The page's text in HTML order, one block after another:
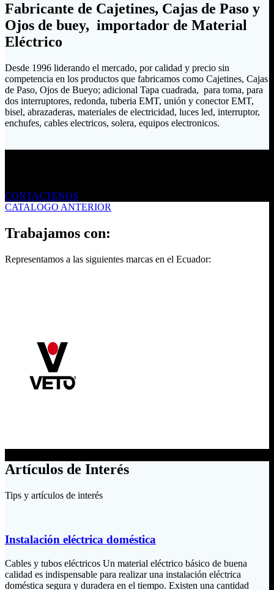
Fabricante de Cajetines, Cajas de Paso y
Ojos de buey, importador de Material
Eléctrico
Desde 1996 liderando el mercado, por calidad y precio sin
competencia en los productos que fabricamos como Cajetines, Cajas
de Paso, Ojos de Bueyo; adicional Tapa cuadrada, para toma, para
dos interruptores, redonda, tuberia EMT, unión y conector EMT,
bisel, abrazaderas, materiales de electricidad, luces led, interruptor,
enchufes, cables electricos, solera, equipos electronicos.
CONTACTENOS
CATALOGO ANTERIOR
Trabajamos con:
Representamos a las siguientes marcas en el Ecuador:
Artículos de Interés
Tips y artículos de interés
Instalación eléctrica doméstica
Cables y tubos eléctricos Un material eléctrico básico de buena
calidad es indispensable para realizar una instalación eléctrica
doméstica segura y duradera en el tiempo. Existen una cantidad